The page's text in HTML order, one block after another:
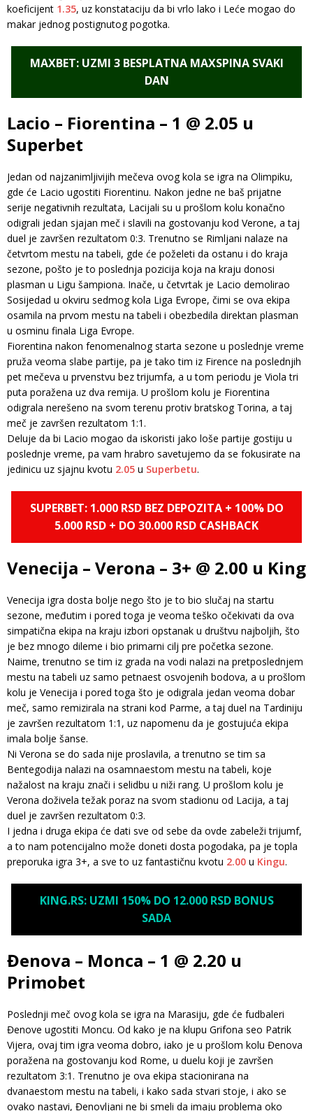
koeficijent 1.35, uz konstataciju da bi vrlo lako i Leće mogao do
makar jednog postignutog pogotka.
MAXBET: UZMI 3 BESPLATNA MAXSPINA SVAKI
DAN
Lacio – Fiorentina – 1 @ 2.05 u
Superbet
Jedan od najzanimljivijih mečeva ovog kola se igra na Olimpiku,
gde će Lacio ugostiti Fiorentinu. Nakon jedne ne baš prijatne
serije negativnih rezultata, Lacijali su u prošlom kolu konačno
odigrali jedan sjajan meč i slavili na gostovanju kod Verone, a taj
duel je završen rezultatom 0:3. Trenutno se Rimljani nalaze na
četvrtom mestu na tabeli, gde će poželeti da ostanu i do kraja
sezone, pošto je to poslednja pozicija koja na kraju donosi
plasman u Ligu šampiona. Inače, u četvrtak je Lacio demolirao
Sosijedad u okviru sedmog kola Liga Evrope, čimi se ova ekipa
osamila na prvom mestu na tabeli i obezbedila direktan plasman
u osminu finala Liga Evrope.
Fiorentina nakon fenomenalnog starta sezone u poslednje vreme
pruža veoma slabe partije, pa je tako tim iz Firence na poslednjih
pet mečeva u prvenstvu bez trijumfa, a u tom periodu je Viola tri
puta poražena uz dva remija. U prošlom kolu je Fiorentina
odigrala nerešeno na svom terenu protiv bratskog Torina, a taj
meč je završen rezultatom 1:1.
Deluje da bi Lacio mogao da iskoristi jako loše partije gostiju u
poslednje vreme, pa vam hrabro savetujemo da se fokusirate na
jedinicu uz sjajnu kvotu 2.05 u Superbetu.
SUPERBET: 1.000 RSD BEZ DEPOZITA + 100% DO
5.000 RSD + DO 30.000 RSD CASHBACK
Venecija – Verona – 3+ @ 2.00 u King
Venecija igra dosta bolje nego što je to bio slučaj na startu
sezone, međutim i pored toga je veoma teško očekivati da ova
simpatična ekipa na kraju izbori opstanak u društvu najboljih, što
je bez mnogo dileme i bio primarni cilj pre početka sezone.
Naime, trenutno se tim iz grada na vodi nalazi na pretposlednjem
mestu na tabeli uz samo petnaest osvojenih bodova, a u prošlom
kolu je Venecija i pored toga što je odigrala jedan veoma dobar
meč, samo remizirala na strani kod Parme, a taj duel na Tardiniju
je završen rezultatom 1:1, uz napomenu da je gostujuća ekipa
imala bolje šanse.
Ni Verona se do sada nije proslavila, a trenutno se tim sa
Bentegodija nalazi na osamnaestom mestu na tabeli, koje
nažalost na kraju znači i selidbu u niži rang. U prošlom kolu je
Verona doživela težak poraz na svom stadionu od Lacija, a taj
duel je završen rezultatom 0:3.
I jedna i druga ekipa će dati sve od sebe da ovde zabeleži trijumf,
a to nam potencijalno može doneti dosta pogodaka, pa je topla
preporuka igra 3+, a sve to uz fantastičnu kvotu 2.00 u Kingu.
KING.RS: UZMI 150% DO 12.000 RSD BONUS
SADA
Đenova – Monca – 1 @ 2.20 u
Primobet
Poslednji meč ovog kola se igra na Marasiju, gde će fudbaleri
Đenove ugostiti Moncu. Od kako je na klupu Grifona seo Patrik
Vijera, ovaj tim igra veoma dobro, iako je u prošlom kolu Đenova
poražena na gostovanju kod Rome, u duelu koji je završen
rezultatom 3:1. Trenutno je ova ekipa stacionirana na
dvanaestom mestu na tabeli, i kako sada stvari stoje, i ako se
ovako nastavi, Đenovljani ne bi smeli da imaju problema oko